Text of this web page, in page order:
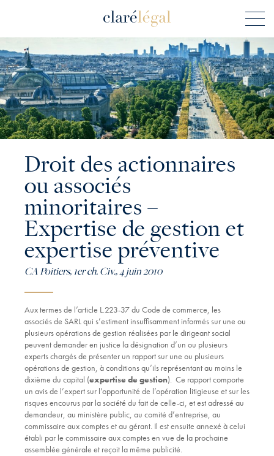
Droit des actionnaires
ou associés
minoritaires –
Expertise de gestion et
expertise préventive
CA Poitiers, 1er ch. Civ., 4 juin 2010
Aux termes de l’article L.223-37 du Code de commerce, les
associés de SARL qui s’estiment insuffisamment informés sur une ou
plusieurs opérations de gestion réalisées par le dirigeant social
peuvent demander en justice la désignation d’un ou plusieurs
experts chargés de présenter un rapport sur une ou plusieurs
opérations de gestion, à conditions qu’ils représentant au moins le
dixième du capital (expertise de gestion). Ce rapport comporte
un avis de l’expert sur l’opportunité de l’opération litigieuse et sur les
risques encourus par la société du fait de celle-ci, et est adressé au
demandeur, au ministère public, au comité d’entreprise, au
commissaire aux comptes et au gérant. Il est ensuite annexé à celui
établi par le commissaire aux comptes en vue de la prochaine
assemblée générale et reçoit la même publicité.